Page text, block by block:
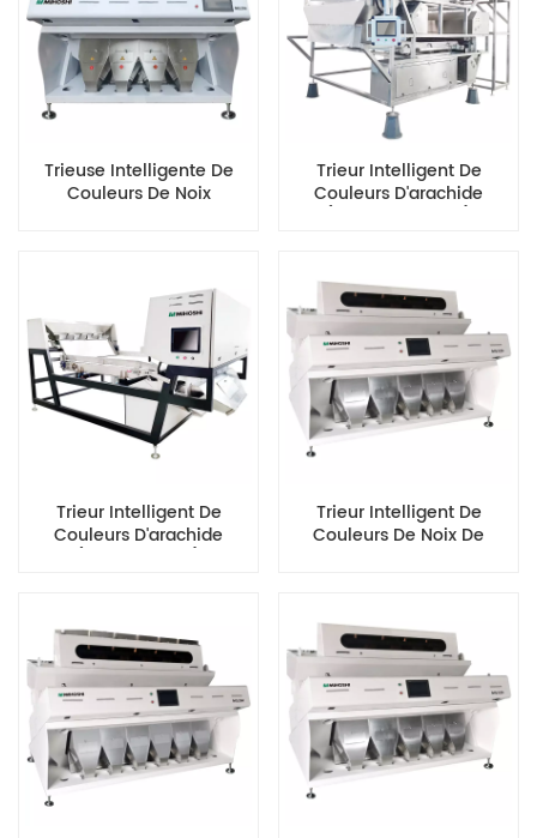
Trieuse Intelligente De
Couleurs De Noix
Trieur Intelligent De
Couleurs D'arachide
Trieur Intelligent De
Couleurs D'arachide
Trieur Intelligent De
Couleurs De Noix De